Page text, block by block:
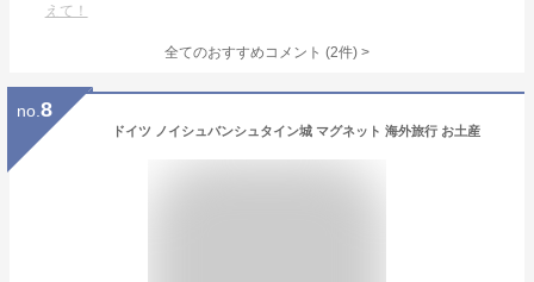
えて！
全てのおすすめコメント (2件) >
no. 8
ドイツ ノイシュバンシュタイン城 マグネット 海外旅行 お土産